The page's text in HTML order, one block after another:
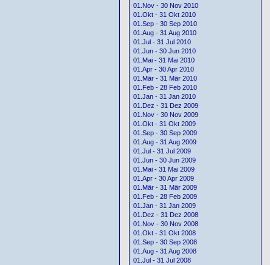
01.Nov - 30 Nov 2010
01.Okt - 31 Okt 2010
01.Sep - 30 Sep 2010
01.Aug - 31 Aug 2010
01.Jul - 31 Jul 2010
01.Jun - 30 Jun 2010
01.Mai - 31 Mai 2010
01.Apr - 30 Apr 2010
01.Mär - 31 Mär 2010
01.Feb - 28 Feb 2010
01.Jan - 31 Jan 2010
01.Dez - 31 Dez 2009
01.Nov - 30 Nov 2009
01.Okt - 31 Okt 2009
01.Sep - 30 Sep 2009
01.Aug - 31 Aug 2009
01.Jul - 31 Jul 2009
01.Jun - 30 Jun 2009
01.Mai - 31 Mai 2009
01.Apr - 30 Apr 2009
01.Mär - 31 Mär 2009
01.Feb - 28 Feb 2009
01.Jan - 31 Jan 2009
01.Dez - 31 Dez 2008
01.Nov - 30 Nov 2008
01.Okt - 31 Okt 2008
01.Sep - 30 Sep 2008
01.Aug - 31 Aug 2008
01.Jul - 31 Jul 2008